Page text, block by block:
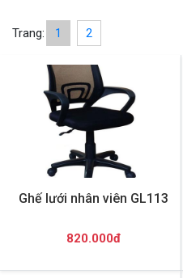
Trang: 1 2
Ghế lưới nhân viên GL113
820.000đ